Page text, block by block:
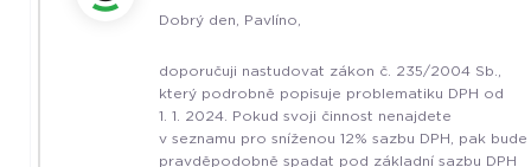
Dobrý den, Pavlíno,
doporučuji nastudovat zákon č. 235/2004 Sb.,
který podrobně popisuje problematiku DPH od
1. 1. 2024. Pokud svoji činnost nenajdete
v seznamu pro sníženou 12% sazbu DPH, pak bude
pravděpodobně spadat pod základní sazbu DPH